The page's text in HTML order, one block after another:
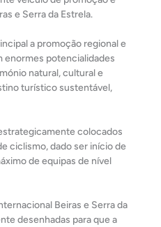
e Serra da Estrela.
a promoção regional e
enormes potencialidades
natural, cultural e
turístico sustentável,
colocados
ciclismo, dado ser início de
de equipas de nível
Beiras e Serra da
desenhadas para que a